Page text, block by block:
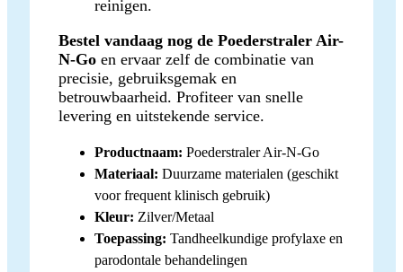
reinigen.
Bestel vandaag nog de Poederstraler Air-
N-Go en ervaar zelf de combinatie van
precisie, gebruiksgemak en
betrouwbaarheid. Profiteer van snelle
levering en uitstekende service.
Productnaam: Poederstraler Air-N-Go
Materiaal: Duurzame materialen (geschikt
voor frequent klinisch gebruik)
Kleur: Zilver/Metaal
Toepassing: Tandheelkundige profylaxe en
parodontale behandelingen